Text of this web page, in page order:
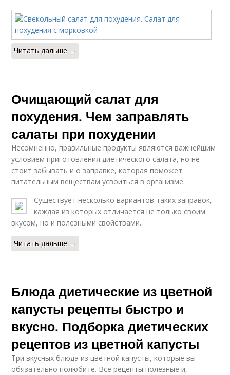
Читать дальше →
Очищающий салат для
похудения. Чем заправлять
салаты при похудении
Несомненно, правильные продукты являются важнейшим
условием приготовления диетического салата, но не
стоит забывать и о заправке, которая поможет
питательным веществам усвоиться в организме.
Существует несколько вариантов таких заправок,
каждая из которых отличается не только своим
вкусом, но и полезными свойствами.
Читать дальше →
Блюда диетические из цветной
капусты рецепты быстро и
вкусно. Подборка диетических
рецептов из цветной капусты
Три вкусных блюда из цветной капусты, которые вы
обязательно полюбите. Все рецепты полезные и,